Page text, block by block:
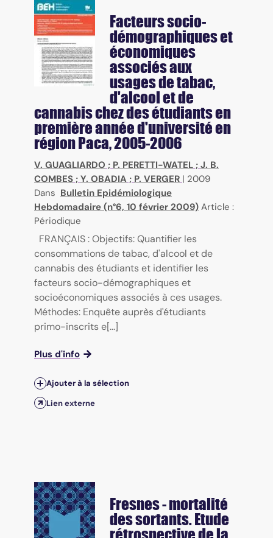
Facteurs socio-
démographiques et
économiques
associés aux
usages de tabac,
d'alcool et de
cannabis chez des étudiants en
première année d'université en
région Paca, 2005-2006
V. GUAGLIARDO ; P. PERETTI-WATEL ; J. B.
COMBES ; Y. OBADIA ; P. VERGER | 2009
Dans Bulletin Epidémiologique
Hebdomadaire (n°6, 10 février 2009) Article :
Périodique
FRANÇAIS : Objectifs: Quantifier les
consommations de tabac, d'alcool et de
cannabis des étudiants et identifier les
facteurs socio-démographiques et
socioéconomiques associés à ces usages.
Méthodes: Enquête auprès d'étudiants
primo-inscrits e[...]
Plus d'info
Ajouter à la sélection
Lien externe
Fresnes - mortalité
des sortants. Etude